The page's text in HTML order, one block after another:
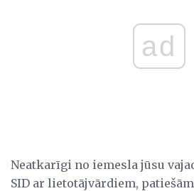
ad
Neatkarīgi no iemesla jūsu
SID ar lietotājvārdiem,